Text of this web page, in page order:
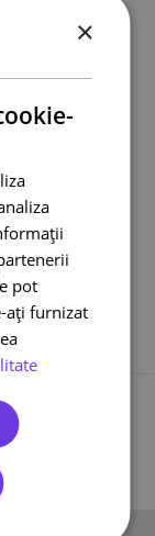
×
pot
ați furnizat